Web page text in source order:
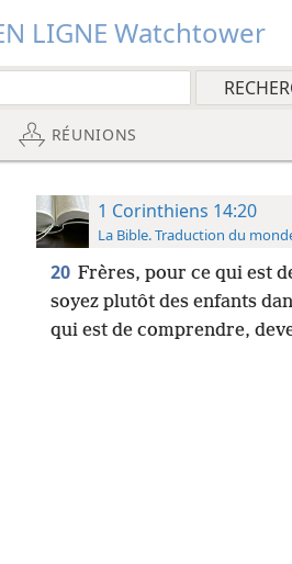
LIGNE Watchtower
RÉUNIONS
1 Corinthiens 14:20
La Bible. Traduction du
20 Frères, pour ce qui est
soyez plutôt des enfants
qui est de comprendre,